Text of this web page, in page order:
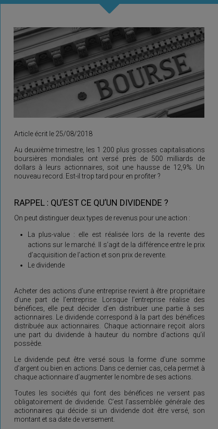
Article écrit le 25/08/2018
Au deuxième trimestre, les 1 200 plus grosses capitalisations
boursières mondiales ont versé près de 500 milliards de
dollars à leurs actionnaires, soit une hausse de 12,9%. Un
nouveau record. Est-il trop tard pour en profiter ?
RAPPEL : QU’EST CE QU’UN DIVIDENDE ?
On peut distinguer deux types de revenus pour une action :
La plus-value : elle est réalisée lors de la revente des
actions sur le marché. Il s’agit de la différence entre le prix
d’acquisition de l’action et son prix de revente.
Le dividende
Acheter des actions d’une entreprise revient à être propriétaire
d’une part de l’entreprise. Lorsque l’entreprise réalise des
bénéfices, elle peut décider d’en distribuer une partie à ses
actionnaires. Le dividende correspond à la part des bénéfices
distribuée aux actionnaires. Chaque actionnaire reçoit alors
une part du dividende à hauteur du nombre d’actions qu’il
possède.
Le dividende peut être versé sous la forme d’une somme
d’argent ou bien en actions. Dans ce dernier cas, cela permet à
chaque actionnaire d’augmenter le nombre de ses actions.
Toutes les sociétés qui font des bénéfices ne versent pas
obligatoirement de dividende. C’est l’assemblée générale des
actionnaires qui décide si un dividende doit être versé, son
montant et sa date de versement.